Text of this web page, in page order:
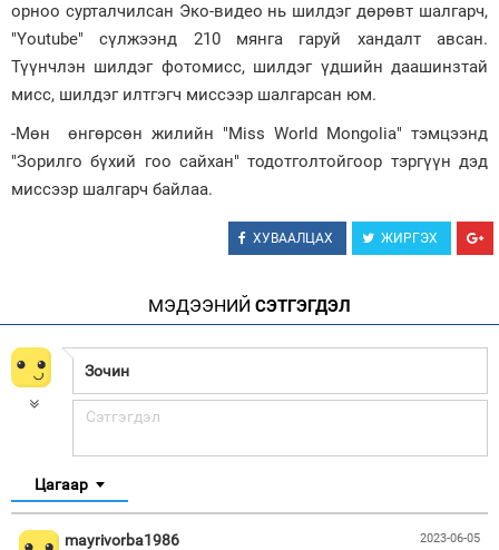
орноо сурталчилсан Эко-видео нь шилдэг дөрөвт шалгарч,
"Youtube" сүлжээнд 210 мянга гаруй хандалт авсан.
Түүнчлэн шилдэг фотомисс, шилдэг үдшийн даашинзтай
мисс, шилдэг илтгэгч миссээр шалгарсан юм.
-Мөн өнгөрсөн жилийн "Miss World Mongolia" тэмцээнд
"Зорилго бүхий гоо сайхан" тодотголтойгоор тэргүүн дэд
миссээр шалгарч байлаа.
ХУВААЛЦАХ ЖИРГЭХ
МЭДЭЭНИЙ СЭТГЭГДЭЛ
Цагаар
2023-06-05
mayrivorba1986